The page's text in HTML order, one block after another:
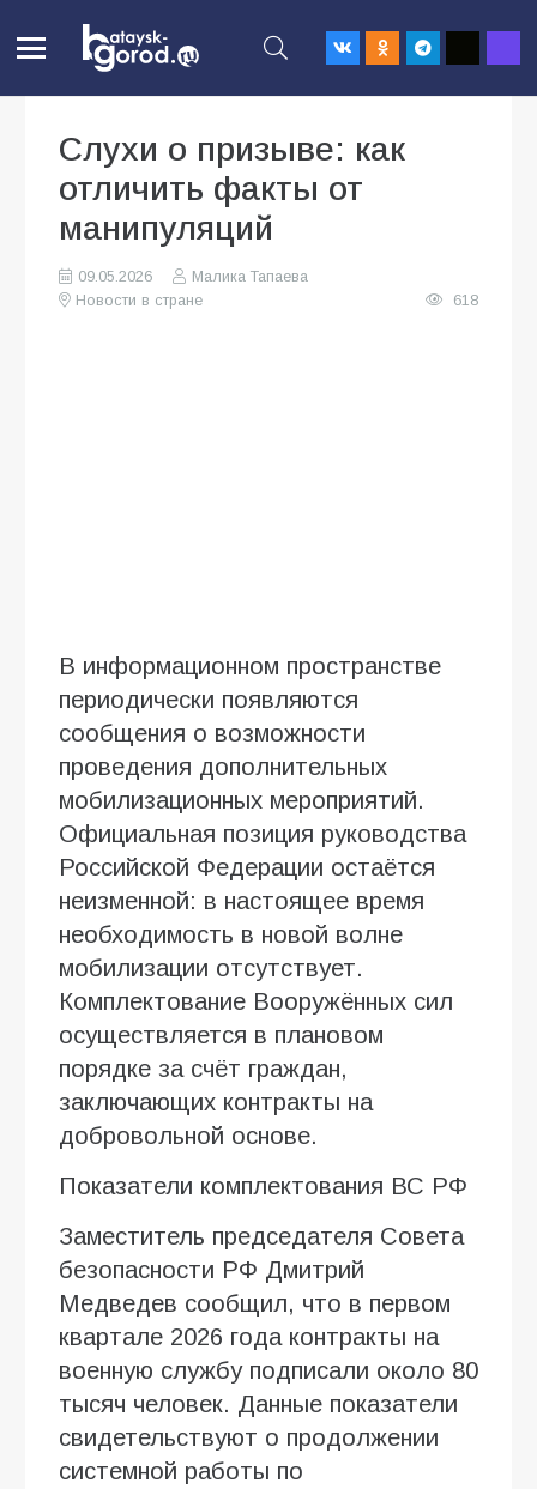
Слухи о призыве: как
отличить факты от
манипуляций
09.05.2026
Малика Тапаева
Новости в стране
618
В информационном пространстве
периодически появляются
сообщения о возможности
проведения дополнительных
мобилизационных мероприятий.
Официальная позиция руководства
Российской Федерации остаётся
неизменной: в настоящее время
необходимость в новой волне
мобилизации отсутствует.
Комплектование Вооружённых сил
осуществляется в плановом
порядке за счёт граждан,
заключающих контракты на
добровольной основе.
Показатели комплектования ВС РФ
Заместитель председателя Совета
безопасности РФ Дмитрий
Медведев сообщил, что в первом
квартале 2026 года контракты на
военную службу подписали около 80
тысяч человек. Данные показатели
свидетельствуют о продолжении
системной работы по